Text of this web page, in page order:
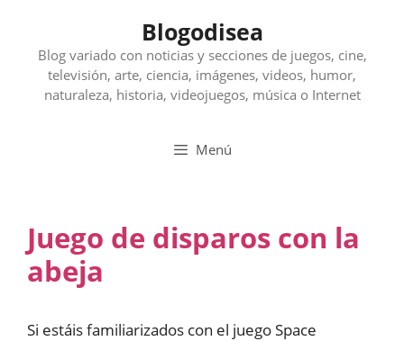
contenido
Blogodisea
Blog variado con noticias y secciones de juegos, cine,
televisión, arte, ciencia, imágenes, videos, humor,
naturaleza, historia, videojuegos, música o Internet
Menú
Juego de disparos con la
abeja
Si estáis familiarizados con el juego Space